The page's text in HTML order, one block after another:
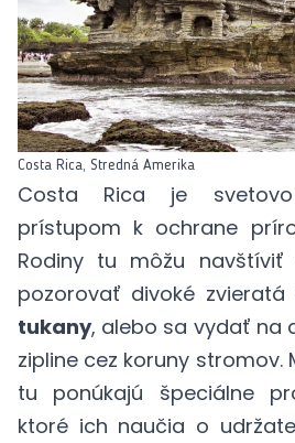
Costa Rica, Stredná Amerika
Costa Rica je
prístupom k ochrane
Rodiny tu môžu navštíviť
pozorovať divoké zvieratá
tukany, alebo sa vydať na
zipline cez koruny stromov.
tu ponúkajú špeciálne
ktoré ich naučia o